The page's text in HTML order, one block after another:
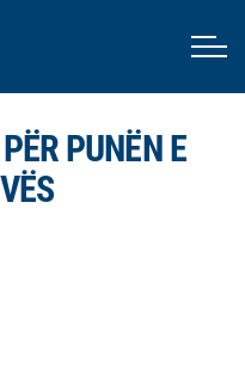
PUNËN E